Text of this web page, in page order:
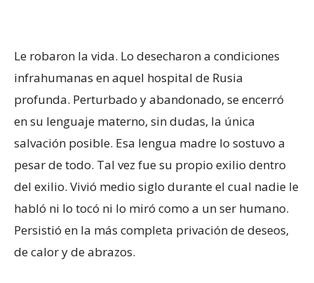
Le robaron la vida. Lo desecharon a condiciones
infrahumanas en aquel hospital de Rusia
profunda. Perturbado y abandonado, se encerró
en su lenguaje materno, sin dudas, la única
salvación posible. Esa lengua madre lo sostuvo a
pesar de todo. Tal vez fue su propio exilio dentro
del exilio. Vivió medio siglo durante el cual nadie le
habló ni lo tocó ni lo miró como a un ser humano.
Persistió en la más completa privación de deseos,
de calor y de abrazos.